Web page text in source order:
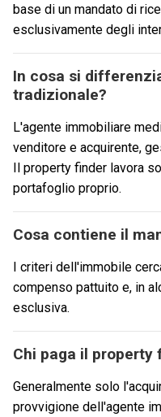
base di un mandato di
esclusivamente degli
In cosa si
tradizionale?
L'agente immobiliare
venditore e acquirente,
Il property finder lavora
portafoglio proprio.
Cosa contiene il
I criteri dell'immobile
compenso pattuito e, in
esclusiva.
Chi paga il property
Generalmente solo
provvigione dell'agente